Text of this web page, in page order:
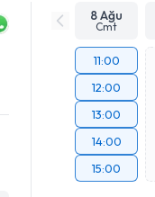
8 Ağu
Cmt
11:00
12:00
13:00
14:00
15:00